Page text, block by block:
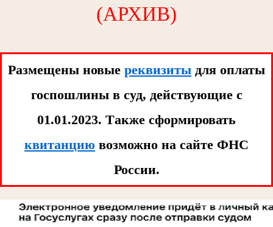
(АРХИВ)
Размещены новые реквизиты для оплаты
госпошлины в суд, действующие с
01.01.2023. Tакже сформировать
квитанцию возможно на сайте ФНС
России.